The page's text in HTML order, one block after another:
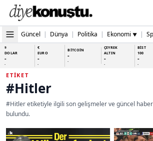
Güncel | Dünya | Politika | Ekonomi ▼ |
$
DOLAR
-
-
€
EURO
-
-
BİTCOİN
-
-
ÇEYREK
ALTIN
-
-
BİST
100
-
-
ETIKET
#Hitler
#Hitler etiketiyle ilgili son gelişmeler ve güncel haber
bulundu.